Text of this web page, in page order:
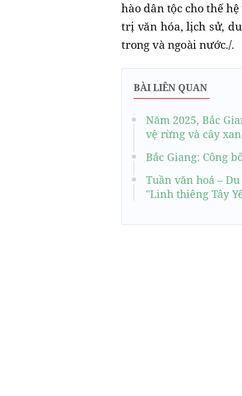
hào dân tộc cho thế
trị văn hóa, lịch sử,
trong và ngoài nước./.
BÀI LIÊN QUAN
Năm 2025, Bắc
vệ rừng và cây
Bắc Giang: Công
Tuần văn hoá –
"Linh thiêng Tây